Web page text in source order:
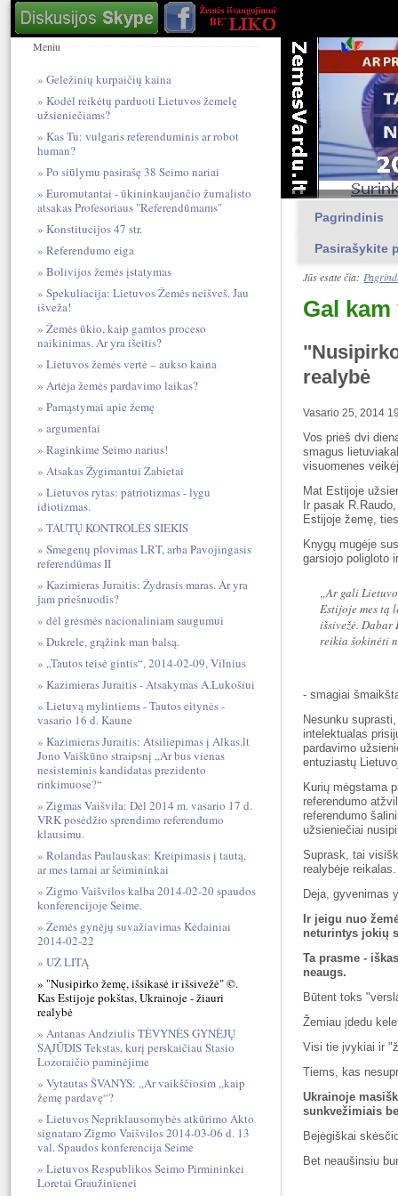
Pagrindinis
Pasirašykite
Jūs esate čia:
Gal
realybė
Vasario 25, 2014
Vos prieš dvi
smagus
visuomenes
Mat Estijoje
Ir pasak
Estijoje žemę,
Knygų mugėje
garsiojo poligloto
„Ar gali
Estijoje mes tą
išsivežė.
reikia šokinėti
- smagiai
Nesunku
intelektualas
pardavimo
entuziastų
Kurių mėgstama
referendumo
referendumo
užsieniečiai
Suprask, tai
realybėje reikalas.
Deja, gyvenimas
Ir jeigu nuo
neturintys jokių
Ta prasme -
neaugs.
Būtent toks
Žemiau įdedu
Visi tie įvykiai ir
Tiems, kas
Ukrainoje
sunkvežimiais
Bejėgiškai
Bet neaušinsiu
Meniu
Geležinių kurpaičių kaina
Kodėl reikėtų parduoti Lietuvos žemelę
užsieniečiams?
Kas Tu: vulgari​s referendum​inis ar robot
human?
Po siūlymu pasirašę 38 Seimo nariai
Euromutantai - ūkininkaujančio žurnalisto
atsakas Profesoriaus "Referendūmams"
Konstitucijos 47 str.
Referendumo eiga
Bolivijos žemės įstatymas
Spekuliacija: Lietuvos Žemės neišveš. Jau
išveža!
Žemės ūkio, kaip gamtos proceso
naikinimas. Ar yra išeitis?
Lietuvos žemės vertė – aukso kaina
Artėja žemės pardavimo laikas?
Pamąstymai apie žemę
argumentai
Raginkime Seimo narius!
Atsakas Žygimantui Zabietai
Lietuvos rytas: patriotizmas - lygu
idiotizmas.
TAUTŲ KONTROLĖS SIEKIS
Smegenų plovimas LRT, arba Pavojingasis
referendūmas II
Kazimieras Juraitis: Žydrasis maras. Ar yra
jam priešnuodis?
dėl grėsmės nacionaliniam saugumui
Dukrele, grąžink man balsą.
„Tautos teisė gintis“, 2014-02-09, Vilnius
Kazimieras Juraitis - Atsakymas A.Lukošiui
Lietuvą mylintiems - Tautos eitynės -
vasario 16 d. Kaune
Kazimieras Juraitis: Atsiliepimas į Alkas.lt
Jono Vaiškūno straipsnį „Ar bus vienas
nesisteminis kandidatas prezidento
rinkimuose?“
Zigmas Vaišvila: Dėl 2014 m. vasario 17 d.
VRK posėdžio sprendimo referendumo
klausimu.
Rolandas Paulauskas: Kreipimasis į tautą,
ar mes tarnai ar šeimininkai
Zigmo Vaišvilos kalba 2014-02-20 spaudos
konferencijoje Seime.
Žemės gynėjų suvažiavimas Kėdainiai
2014-02-22
UŽ LITĄ
"Nusipirko žemę, išsikasė ir išsivežė" ©.
Kas Estijoje pokštas, Ukrainoje - žiauri
realybė
Antanas Andziulis TĖVYNĖS GYNĖJŲ
SĄJŪDIS Tekstas, kurį perskaičiau Stasio
Lozoraičio paminėjime
Vytautas ŠVANYS: „Ar vaikščiosim „kaip
žemę pardavę“?
Lietuvos Nepriklausomybės atkūrimo Akto
signataro Zigmo Vaišvilos 2014-03-06 d. 13
val. Spaudos konferencija Seime
Lietuvos Respublikos Seimo Pirmininkei
Loretai Graužinienei